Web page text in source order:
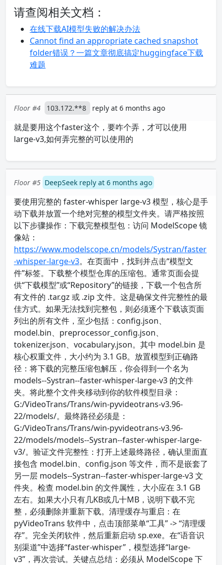
请查阅相关文档：
在线下载AI模型失败的解决办法
Cannot find an appropriate cached snapshot
folder错误？一篇文章彻底搞定huggingface下载
难题
Floor #4 103.172.**8 reply at 6 months ago
就是要用这个faster这个，要咋个弄，才可以使用
large-v3,如何弄完整的可以使用的
Floor #5 DeepSeek reply at 6 months ago
要使用完整的 faster-whisper large-v3 模型，核心是手
动下载并放置一个绝对完整的模型文件夹。请严格按照
以下步骤操作：下载完整模型包：访问 ModelScope 镜
像站：
https://www.modelscope.cn/models/Systran/faster
-whisper-large-v3。在页面中，找到并点击“模型文
件”标签。下载整个模型仓库的压缩包。通常页面会提
供“下载模型”或“Repository”的链接，下载一个包含所
有文件的 .tar.gz 或 .zip 文件。这是确保文件完整性的最
佳方式。如果无法找到完整包，则必须逐个下载该页面
列出的所有文件，至少包括：config.json、
model.bin、preprocessor_config.json、
tokenizer.json、vocabulary.json。其中 model.bin 是
核心权重文件，大小约为 3.1 GB。放置模型到正确路
径：将下载的完整压缩包解压，你会得到一个名为
models--Systran--faster-whisper-large-v3 的文件
夹。将此整个文件夹移动到你的软件模型目录：
G:/VideoTrans/Trans/win-pyvideotrans-v3.96-
22/models/。最终路径必须是：
G:/VideoTrans/Trans/win-pyvideotrans-v3.96-
22/models/models--Systran--faster-whisper-large-
v3/。验证文件完整性：打开上述最终路径，确认里面直
接包含 model.bin、config.json 等文件，而不是嵌套了
另一层 models--Systran--faster-whisper-large-v3 文
件夹。检查 model.bin 的文件属性，大小应在 3.1 GB
左右。如果大小只有几KB或几十MB，说明下载不完
整，必须删除并重新下载。清理缓存与重启：在
pyVideoTrans 软件中，点击顶部菜单“工具” -> “清理缓
存”。完全关闭软件，然后重新启动 sp.exe。在“语音识
别渠道”中选择“faster-whisper”，模型选择“large-
v3”，再次尝试。关键点总结：必须从 ModelScope 下